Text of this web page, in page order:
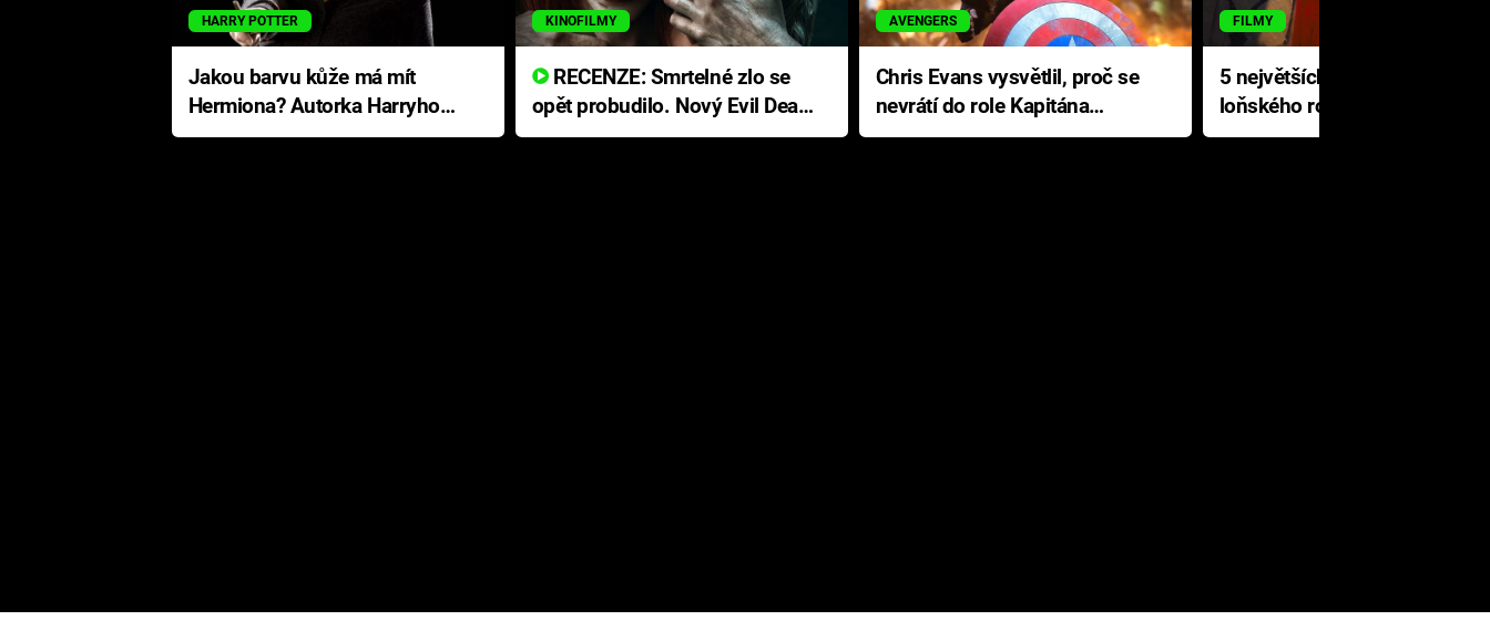
HARRY POTTER
Jakou barvu kůže má mít
Hermiona? Autorka Harryho
Pottera přišla s ráznou
KINOFILMY
RECENZE: Smrtelné zlo se
opět probudilo. Nový Evil Dead
přichází s neodolatelnou
AVENGERS
Chris Evans vysvětlil, proč se
nevrátí do role Kapitána
Ameriky
FILMY
5 největších propadáků
loňského roku: Disney na
jediné katastrofě prodělal 200